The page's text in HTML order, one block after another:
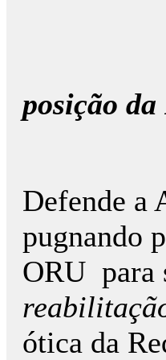
posição
Defende a
pugnando
ORU para
ótica da